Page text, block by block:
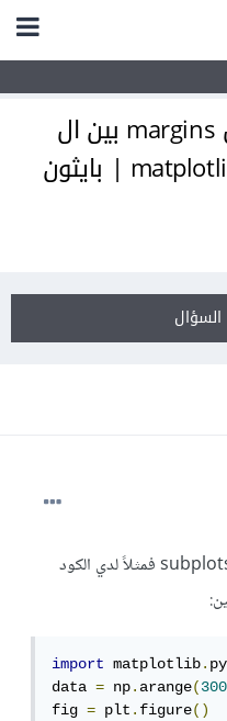
تعديل الهوامش margins بين ال
أريد تعديل المسافات الفاصلة بين ال subplots فمثلاً لدي الكود
import matplotlib.
data = np.arange(
fig = plt.figure()